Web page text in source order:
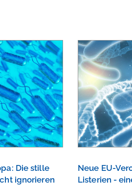
Die stille
ignorieren
Neue EU-
Listerien -